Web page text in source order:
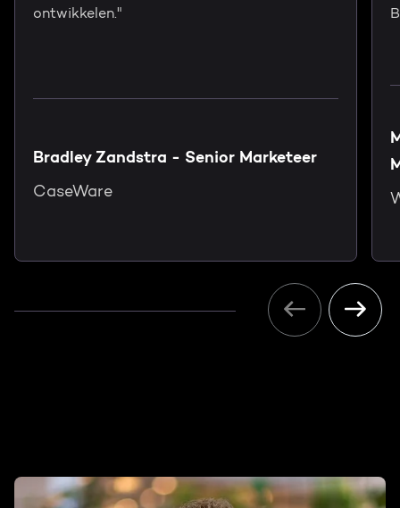
ontwikkelen."
Bradley Zandstra - Senior Marketeer
CaseWare